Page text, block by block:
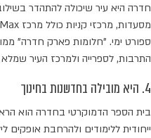
חדרה היא עיר שיכולה להתהדר
ספורט ימי. "חלומות פארק חדרה"
התרבות, לספרייה ולמרכז העיר שמלא
4. היא מובילה בחדשנות בחינוך
בית הספר הדמוקרטי בחדרה הוא
ייחודית ללימודים ולהרחבת אופקים